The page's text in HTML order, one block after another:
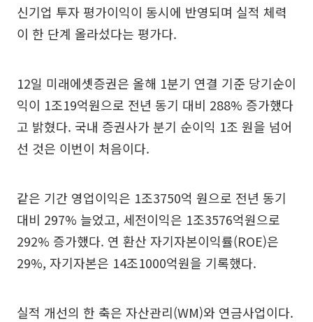
신기업 투자 평가이익이 동시에 반영되며 실적 체력
이 한 단계 올라섰다는 평가다.
12일 미래에셋증권은 올해 1분기 연결 기준 당기순이
익이 1조19억원으로 전년 동기 대비 288% 증가했다
고 밝혔다. 국내 증권사가 분기 순이익 1조 원을 넘어
선 것은 이번이 처음이다.
같은 기간 영업이익은 1조3750억 원으로 전년 동기
대비 297% 늘었고, 세전이익은 1조3576억원으로
292% 증가했다. 연 환산 자기자본이익률(ROE)은
29%, 자기자본은 14조1000억원을 기록했다.
실적 개선의 한 축은 자산관리(WM)와 연금사업이다.